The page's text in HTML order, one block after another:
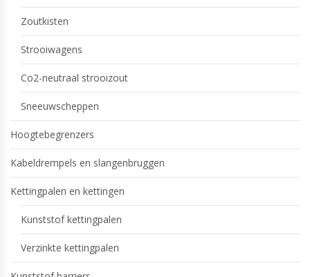
Zoutkisten
Strooiwagens
Co2-neutraal strooizout
Sneeuwscheppen
Hoogtebegrenzers
Kabeldrempels en slangenbruggen
Kettingpalen en kettingen
Kunststof kettingpalen
Verzinkte kettingpalen